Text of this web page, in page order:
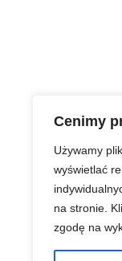
Cenimy
Używamy
wyświetlać
na stronie.
zgodę na